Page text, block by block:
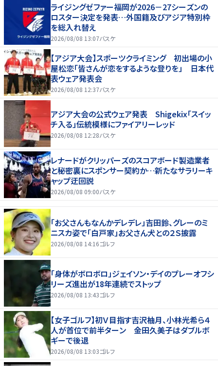
ライジングゼファー福岡が2026－27シーズンの
ロスター決定を発表…外国籍及びアジア特別枠
を総入れ替え
2026/08/08 13:07バスケ
【アジア大会】スポーツクライミング 初出場の小
屋松恋「皆さんが恋をするような登りを」 日本代
表ウェア発表会
2026/08/08 12:37バスケ
アジア大会の公式ウェア発表 Shigekix「スイッ
チ入る」伝統模様にファイアリーレッド
2026/08/08 12:28バスケ
レナードがクリッパーズのスコアボード製造業者
と秘密裏にスポンサー契約か‬…新たなサラリーキ
ャップ迂回説
2026/08/08 09:00バスケ
「お父さんもなんかデレデレ」吉田鈴、グレーのミ
ニスカ姿で「白戸家」お父さん犬との２Ｓ披露
2026/08/08 14:16ゴルフ
「身体がボロボロ」ジェイソン・デイのプレーオフシ
リーズ進出が18年連続でストップ
2026/08/08 13:43ゴルフ
【女子ゴルフ】初Ｖ目指す吉沢柚月、小林光希ら４
人が首位で前半ターン 金田久美子はダブルボ
ギーで後退
2026/08/08 13:03ゴルフ